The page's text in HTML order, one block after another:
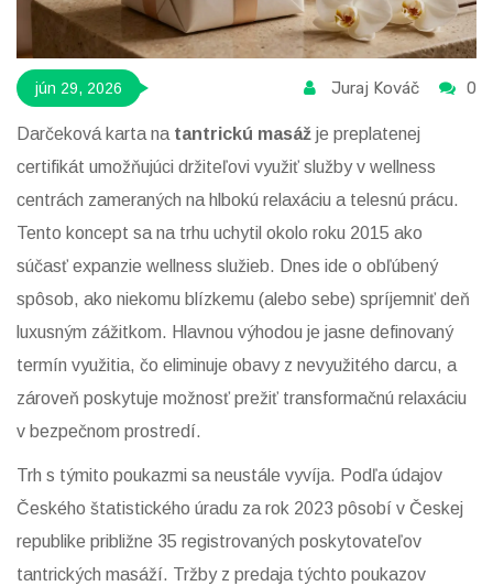
jún 29, 2026 Juraj Kováč 0
Darčeková karta na tantrickú masáž je preplatenej
certifikát umožňujúci držiteľovi využiť služby v wellness
centrách zameraných na hlbokú relaxáciu a telesnú prácu.
Tento koncept sa na trhu uchytil okolo roku 2015 ako
súčasť expanzie wellness služieb. Dnes ide o obľúbený
spôsob, ako niekomu blízkemu (alebo sebe) spríjemniť deň
luxusným zážitkom. Hlavnou výhodou je jasne definovaný
termín využitia, čo eliminuje obavy z nevyužitého darcu, a
zároveň poskytuje možnosť prežiť transformačnú relaxáciu
v bezpečnom prostredí.
Trh s týmito poukazmi sa neustále vyvíja. Podľa údajov
Českého štatistického úradu za rok 2023 pôsobí v Českej
republike približne 35 registrovaných poskytovateľov
tantrických masáží. Tržby z predaja týchto poukazov